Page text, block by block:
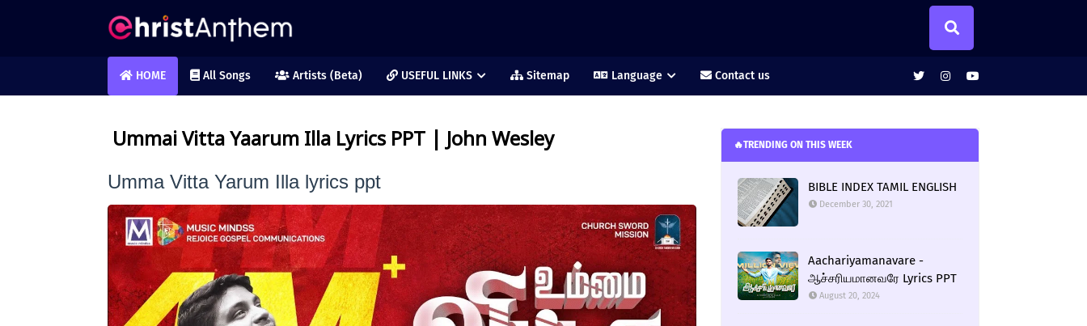
HOME All Songs Artists (Beta) USEFUL LINKS Sitemap Language Contact us
Ummai Vitta Yaarum Illa Lyrics PPT | John Wesley
Umma Vitta Yarum Illa lyrics ppt
🔥TRENDING ON THIS WEEK
BIBLE INDEX TAMIL ENGLISH
December 30, 2021
Aachariyamanavare -
ஆச்சரியமானவரே Lyrics PPT
August 20, 2024